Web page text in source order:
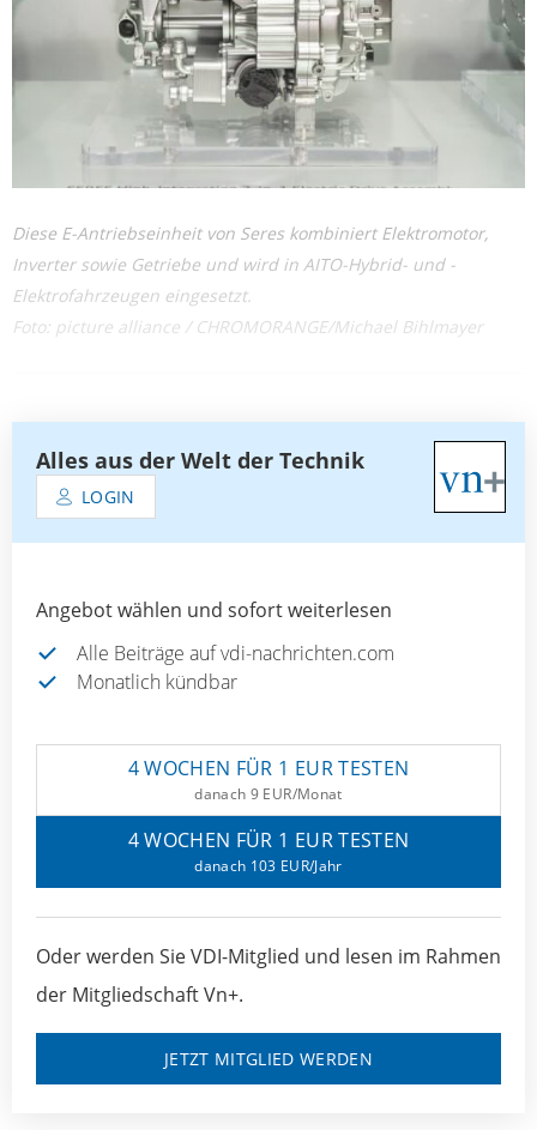
Diese E-Antriebseinheit von Seres kombiniert Elektromotor,
Inverter sowie Getriebe und wird in AITO-Hybrid- und -
Elektrofahrzeugen eingesetzt.
Foto: picture alliance / CHROMORANGE/Michael Bihlmayer
Alles aus der Welt der Technik
LOGIN
Angebot wählen und sofort weiterlesen
Alle Beiträge auf vdi-nachrichten.com
Monatlich kündbar
4 WOCHEN FÜR 1 EUR TESTEN
danach 9 EUR/Monat
4 WOCHEN FÜR 1 EUR TESTEN
danach 103 EUR/Jahr
Oder werden Sie VDI-Mitglied und lesen im Rahmen
der Mitgliedschaft Vn+.
JETZT MITGLIED WERDEN